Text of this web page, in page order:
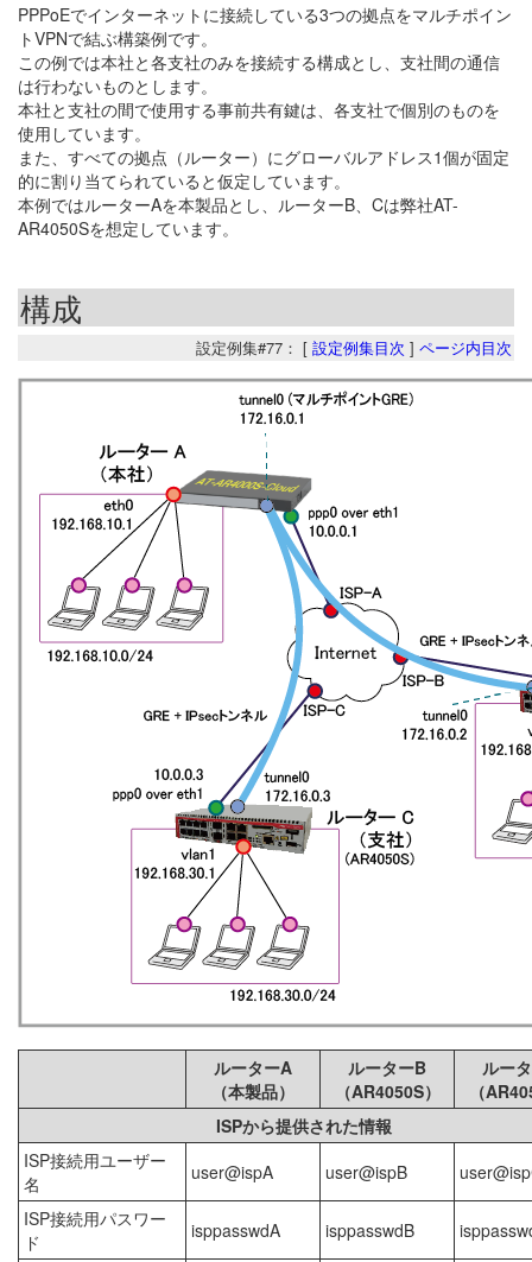
PPPoEでインターネットに接続している3つの拠点をマルチポイン
トVPNで結ぶ構築例です。
この例では本社と各支社のみを接続する構成とし、支社間の通信
は行わないものとします。
本社と支社の間で使用する事前共有鍵は、各支社で個別のものを
使用しています。
また、すべての拠点（ルーター）にグローバルアドレス1個が固定
的に割り当てられていると仮定しています。
本例ではルーターAを本製品とし、ルーターB、Cは弊社AT-
AR4050Sを想定しています。
構成
設定例集#77： [ 設定例集目次 ] ページ内目次
ルーターA
（本製品）
ルーターB
（AR4050S）
ルー
（
ISPから提供された情報
ISP接続用ユーザー
名
user@ispA user@ispB
ISP接続用パスワー
ド
isppasswdA isppasswdB